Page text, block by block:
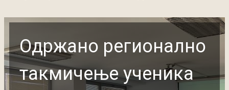
Одржано регионално
такмичење ученика